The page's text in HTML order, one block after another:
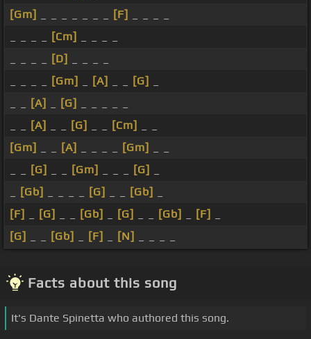
[Gm]
[F]
[Cm]
[D]
[Gm] [A] [G]
[A] [G]
[A] [G] [Cm]
[Gm]
[A] [Gm]
[G] [Gm] [G]
[Gb] [G] [Gb]
[F]
[G] [Gb] [G] [Gb] [F]
[G]
[Gb] [F] [N]
Facts about this song
It's Dante Spinetta who authored this song.